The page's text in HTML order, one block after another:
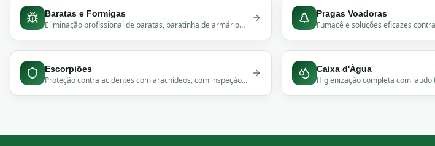
Baratas e Formigas
Eliminação profissional de baratas, baratinha de armário
Pragas Voadoras
Fumacê e soluções eficazes
Escorpiões
Proteção contra acidentes com aracnídeos, com inspeção
Caixa d'Água
Higienização completa com